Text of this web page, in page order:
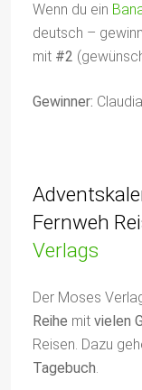
Wenn du ein
deutsch –
mit #2
Gewinner:
Fernweh
Verlags
Der Moses
Reihe mit vielen
Reisen. Dazu
Tagebuch.